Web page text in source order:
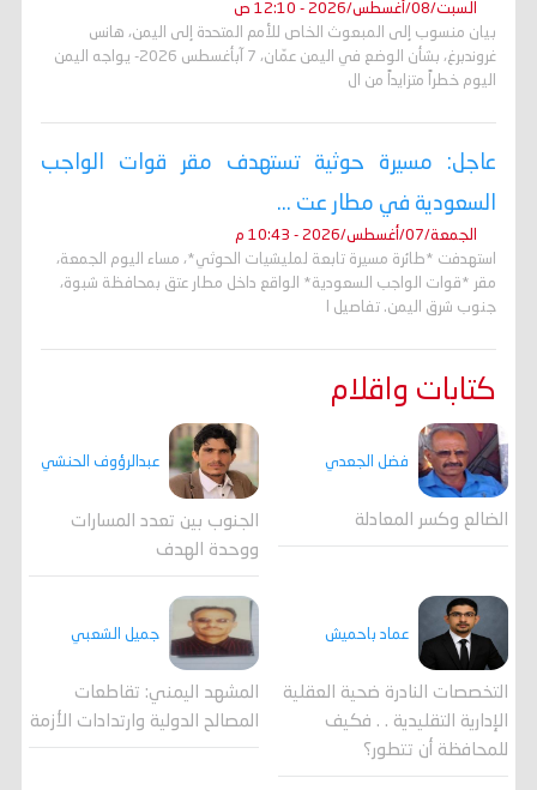
السبت/08/أغسطس/2026 - 12:10 ص
بيان منسوب إلى المبعوث الخاص للأمم المتحدة إلى اليمن، هانس
غروندبرغ، بشأن الوضع في اليمن عمّان، 7 آبأغسطس 2026- يواجه اليمن
اليوم خطراً متزايداً من ال
عاجل: مسيرة حوثية تستهدف مقر قوات الواجب
السعودية في مطار عت ...
الجمعة/07/أغسطس/2026 - 10:43 م
استهدفت *طائرة مسيرة تابعة لمليشيات الحوثي*، مساء اليوم الجمعة،
مقر *قوات الواجب السعودية* الواقع داخل مطار عتق بمحافظة شبوة،
جنوب شرق اليمن. تفاصيل ا
كتابات واقلام
فضل الجعدي
الضالع وكسر المعادلة
عبدالرؤوف الحنشي
الجنوب بين تعدد المسارات
ووحدة الهدف
عماد باحميش
التخصصات النادرة ضحية العقلية
الإدارية التقليدية . . فكيف
للمحافظة أن تتطور؟
جميل الشعبي
المشهد اليمني: تقاطعات
المصالح الدولية وارتدادات الأزمة